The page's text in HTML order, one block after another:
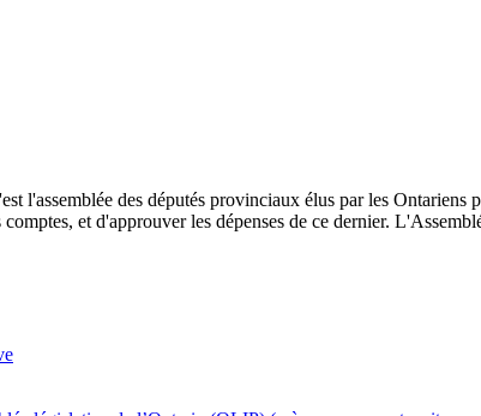
l'assemblée des députés provinciaux élus par les
et d'approuver les dépenses de ce dernier.